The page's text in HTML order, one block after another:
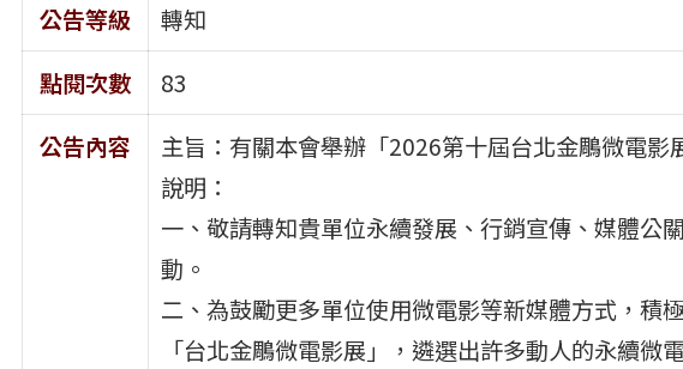
公告等級
轉知
點閱次數
83
公告內容
主旨：有關本會舉辦「2026第十屆台北金鵰微電影
說明：
一、敬請轉知貴單位永續發展、行銷宣傳、媒體公
動。
二、為鼓勵更多單位使用微電影等新媒體方式，積
「台北金鵰微電影展」，遴選出許多動人的永續